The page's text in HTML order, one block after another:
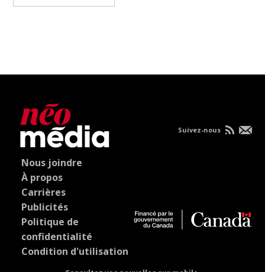
Nous joindre
À propos
Carrières
Publicités
Politique de
confidentialité
Condition d'utilisation
Suivez-nous